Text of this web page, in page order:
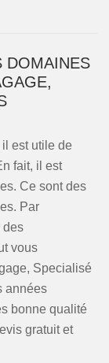
DOMAINES
est utile de
fait, il est
Ce sont des
Par
des
vous
Specialisé
années
bonne qualité
gratuit et